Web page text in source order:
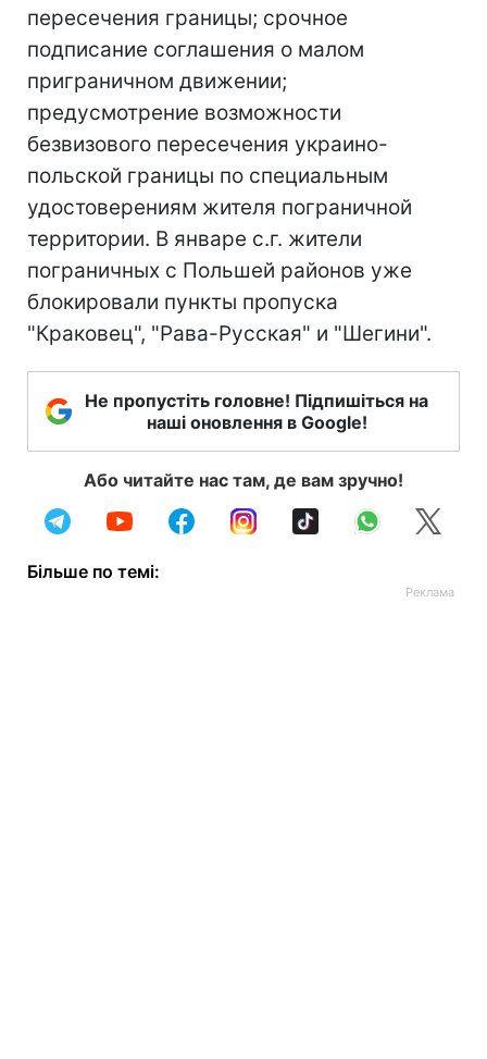
пересечения границы; срочное
подписание соглашения о малом
приграничном движении;
предусмотрение возможности
безвизового пересечения украино-
польской границы по специальным
удостоверениям жителя пограничной
территории. В январе с.г. жители
пограничных с Польшей районов уже
блокировали пункты пропуска
"Краковец", "Рава-Русская" и "Шегини".
Не пропустіть головне! Підпишіться на
наші оновлення в Google!
Або читайте нас там, де вам зручно!
Більше по темі: